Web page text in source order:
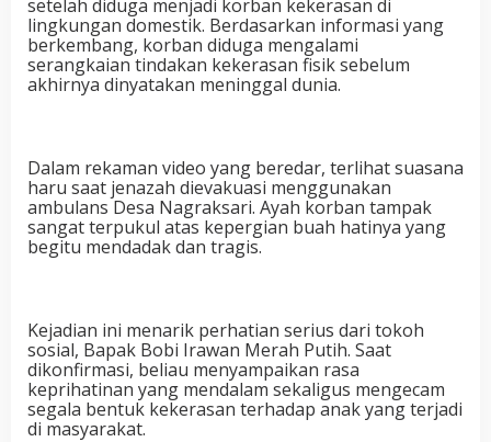
setelah diduga menjadi korban kekerasan di
lingkungan domestik. Berdasarkan informasi yang
berkembang, korban diduga mengalami
serangkaian tindakan kekerasan fisik sebelum
akhirnya dinyatakan meninggal dunia.
Dalam rekaman video yang beredar, terlihat suasana
haru saat jenazah dievakuasi menggunakan
ambulans Desa Nagraksari. Ayah korban tampak
sangat terpukul atas kepergian buah hatinya yang
begitu mendadak dan tragis.
Kejadian ini menarik perhatian serius dari tokoh
sosial, Bapak Bobi Irawan Merah Putih. Saat
dikonfirmasi, beliau menyampaikan rasa
keprihatinan yang mendalam sekaligus mengecam
segala bentuk kekerasan terhadap anak yang terjadi
di masyarakat.